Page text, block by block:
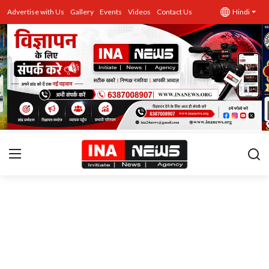
Advertise with Us Gallery Events Videos Contact Us Hindi
उत्तर प्रदेश
Advertise with Us
Events
राज्य